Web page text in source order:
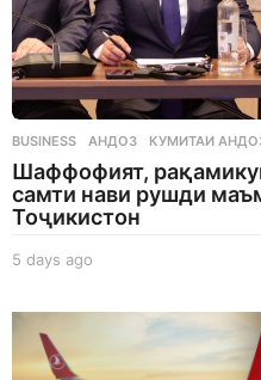
BUSINESS АНДОЗ ,КУМИТАИ
Шаффофият,
самти нави рушди
Тоҷикистон
5 days ago